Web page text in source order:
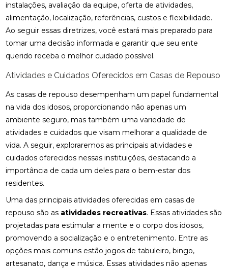
instalações, avaliação da equipe, oferta de atividades,
alimentação, localização, referências, custos e flexibilidade.
Ao seguir essas diretrizes, você estará mais preparado para
tomar uma decisão informada e garantir que seu ente
querido receba o melhor cuidado possível.
Atividades e Cuidados Oferecidos em Casas de Repouso
As casas de repouso desempenham um papel fundamental
na vida dos idosos, proporcionando não apenas um
ambiente seguro, mas também uma variedade de
atividades e cuidados que visam melhorar a qualidade de
vida. A seguir, exploraremos as principais atividades e
cuidados oferecidos nessas instituições, destacando a
importância de cada um deles para o bem-estar dos
residentes.
Uma das principais atividades oferecidas em casas de
repouso são as atividades recreativas. Essas atividades são
projetadas para estimular a mente e o corpo dos idosos,
promovendo a socialização e o entretenimento. Entre as
opções mais comuns estão jogos de tabuleiro, bingo,
artesanato, dança e música. Essas atividades não apenas